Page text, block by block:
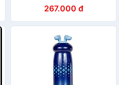
267.000 đ